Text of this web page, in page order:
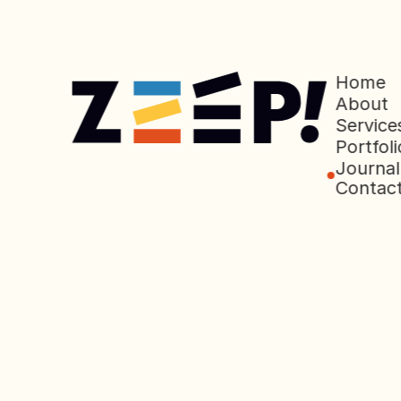
Home
About
Journal